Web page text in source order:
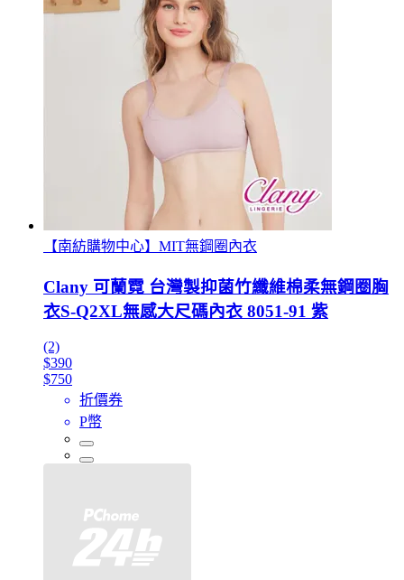
【南紡購物中心】MIT無鋼圈內衣
Clany 可蘭霓 台灣製抑菌竹纖維棉柔無鋼圈胸
衣S-Q2XL無感大尺碼內衣 8051-91 紫
(2)
$390
$750
折價券
P幣